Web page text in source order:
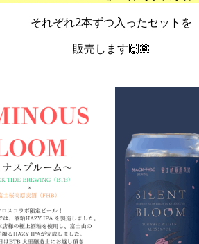
それぞれ2本ずつ入ったセットを
販売します🙌🏾